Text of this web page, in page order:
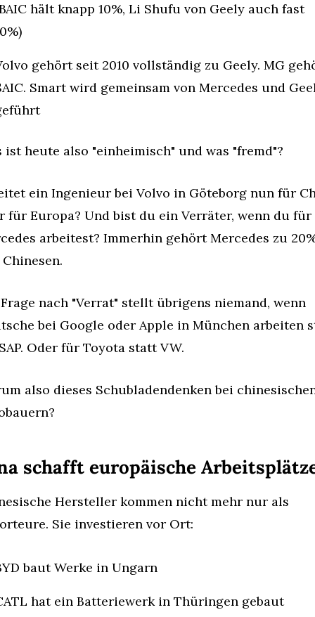
hält knapp 10%, Li Shufu von Geely auch fast
gehört seit 2010 vollständig zu Geely. MG
Smart wird gemeinsam von Mercedes und
ist heute also "einheimisch" und was "fremd"?
ein Ingenieur bei Volvo in Göteborg nun für
für Europa? Und bist du ein Verräter, wenn du für
arbeitest? Immerhin gehört Mercedes zu
nach "Verrat" stellt übrigens niemand, wenn
bei Google oder Apple in München arbeiten
Oder für Toyota statt VW.
also dieses Schubladendenken bei
schafft europäische
Hersteller kommen nicht mehr nur als
Sie investieren vor Ort:
baut Werke in Ungarn
hat ein Batteriewerk in Thüringen gebaut